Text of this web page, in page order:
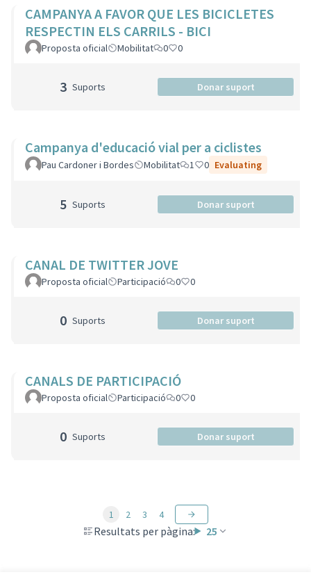
CAMPANYA A FAVOR QUE LES BICICLETES
RESPECTIN ELS CARRILS - BICI
Proposta oficial Mobilitat 0 0
3 Suports Donar suport
Campanya d'educació vial per a ciclistes
Pau Cardoner i Bordes Mobilitat 1 0 Evaluating
5 Suports Donar suport
CANAL DE TWITTER JOVE
Proposta oficial Participació 0 0
0 Suports Donar suport
CANALS DE PARTICIPACIÓ
Proposta oficial Participació 0 0
0 Suports Donar suport
Resultats per pàgina: 25
1 2 3 4